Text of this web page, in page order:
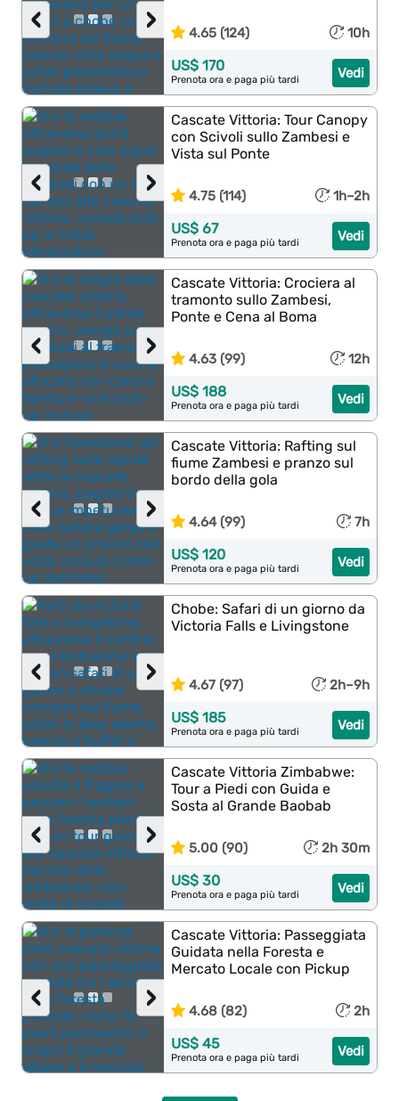
›
‹ 4.65 (124) 10h
Vedi
US$ 170
Prenota ora e paga più tardi
›
‹
Cascate Vittoria: Tour Canopy
con Scivoli sullo Zambesi e
Vista sul Ponte
4.75 (114) 1h–2h
Vedi
US$ 67
Prenota ora e paga più tardi
›
‹
Cascate Vittoria: Crociera al
tramonto sullo Zambesi,
Ponte e Cena al Boma
4.63 (99) 12h
Vedi
US$ 188
Prenota ora e paga più tardi
›
‹
Cascate Vittoria: Rafting sul
fiume Zambesi e pranzo sul
bordo della gola
4.64 (99) 7h
Vedi
US$ 120
Prenota ora e paga più tardi
›
‹
Chobe: Safari di un giorno da
Victoria Falls e Livingstone
4.67 (97) 2h–9h
Vedi
US$ 185
Prenota ora e paga più tardi
›
‹
Cascate Vittoria Zimbabwe:
Tour a Piedi con Guida e
Sosta al Grande Baobab
5.00 (90) 2h 30m
Vedi
US$ 30
Prenota ora e paga più tardi
›
‹
Cascate Vittoria: Passeggiata
Guidata nella Foresta e
Mercato Locale con Pickup
4.68 (82) 2h
Vedi
US$ 45
Prenota ora e paga più tardi